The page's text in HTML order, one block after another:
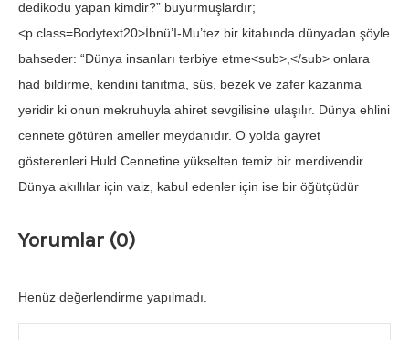
dedikodu yapan kimdir?” buyurmuşlardır;
<p class=Bodytext20>İbnü’I-Mu’tez bir kitabında dünyadan şöyle
bahseder: “Dünya insanları terbiye etme<sub>,</sub> onlara
had bildirme, kendini tanıtma, süs, bezek ve zafer kazanma
yeridir ki onun mekruhuyla ahiret sevgilisine ulaşılır. Dünya ehlini
cennete götüren ameller meydanıdır. O yolda gayret
gösterenleri Huld Cennetine yükselten temiz bir merdivendir.
Dünya akıllılar için vaiz, kabul edenler için ise bir öğütçüdür
Yorumlar (0)
Henüz değerlendirme yapılmadı.